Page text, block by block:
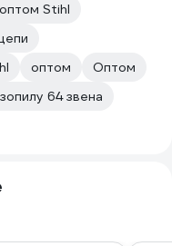
Stihl
оптом
Оптом
64 звена